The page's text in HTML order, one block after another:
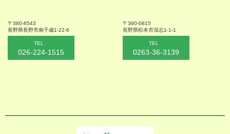
〒380-8543
長野県長野市南千歳1-22-6
TEL
026-224-1515
〒390-0815
長野県松本市深志1-1-1
TEL
0263-36-3139